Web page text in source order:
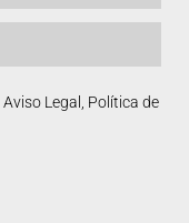
Aviso Legal, Política de